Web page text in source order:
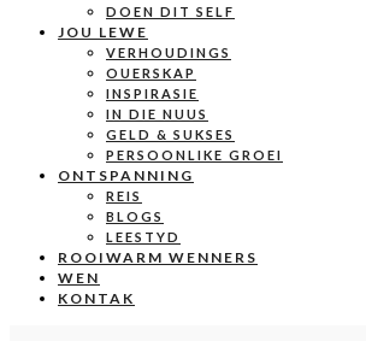
DOEN DIT SELF
JOU LEWE
VERHOUDINGS
OUERSKAP
INSPIRASIE
IN DIE NUUS
GELD & SUKSES
PERSOONLIKE GROEI
ONTSPANNING
REIS
BLOGS
LEESTYD
ROOIWARM WENNERS
WEN
KONTAK